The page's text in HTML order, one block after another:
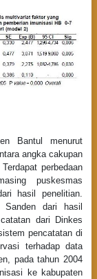
Bantul menurut
angka cakupan
perbedaan
puskesmas
hasil penelitian.
dari hasil
dari Dinkes
pencatatan di
terhadap data
pada tahun 2004
ke kabupaten